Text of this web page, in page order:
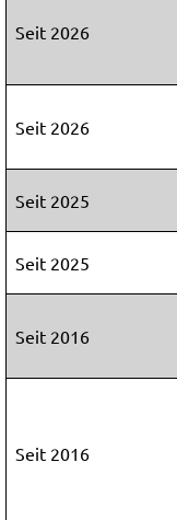
Seit 2026
Seit 2026
Seit 2025
Seit 2025
Seit 2016
Seit 2016